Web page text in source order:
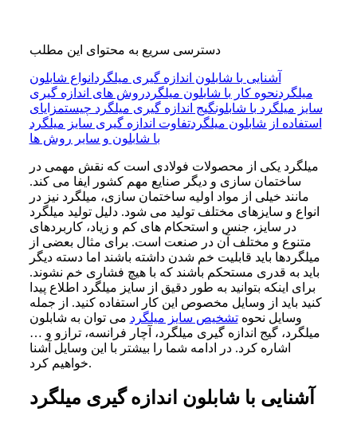
دسترسی سریع به محتوای این مطلب
آشنایی با شابلون اندازه گیری میلگرد انواع شابلون
میلگردنحوه کار با شابلون میلگردروش های اندازه گیری
سایز میلگرد با شابلونگیج اندازه گیری میلگرد چیستمزایای
استفاده از شابلون میلگردتفاوت اندازه گیری سایز میلگرد
با شابلون و سایر روش ها
میلگرد یکی از محصولات فولادی است که نقش مهمی در
ساختمان سازی و دیگر صنایع مهم کشور ایفا می کند.
مانند خیلی از مواد اولیه ساختمان سازی، میلگرد نیز در
انواع و سایزهای مختلف تولید می شود. دلیل تولید میلگرد
در سایز، جنس و استحکام های کم و زیاد، کاربردهای
متنوع و مختلف آن در صنعت است. برای مثال بعضی از
میلگردها باید قابلیت خم شدن داشته باشند اما دسته دیگر
باید به قدری مستحکم باشند که با هیچ فشاری خم نشوند.
برای اینکه بتوانید به طور دقیق از سایز میلگرد اطلاع پیدا
کنید باید از وسایل مخصوص این کار استفاده کنید. از جمله
وسایل نحوهتشخیص سایز میلگرد می توان به شابلون
میلگرد، گیج اندازه گیری میلگرد، آچار فرانسه، ترازو و …
اشاره کرد. در ادامه شما را بیشتر با این وسایل آشنا
خواهیم کرد.
آشنایی با شابلون اندازه گیری میلگرد